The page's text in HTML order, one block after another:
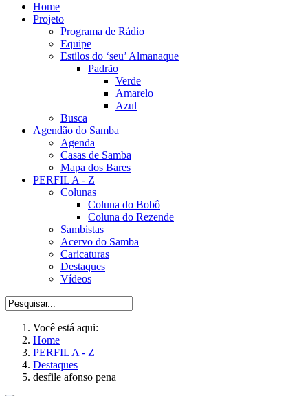
Home
Projeto
Programa de Rádio
Equipe
Estilos do ‘seu’ Almanaque
Padrão
Verde
Amarelo
Azul
Busca
Agendão do Samba
Agenda
Casas de Samba
Mapa dos Bares
PERFIL A - Z
Colunas
Coluna do Bobô
Coluna do Rezende
Sambistas
Acervo do Samba
Caricaturas
Destaques
Vídeos
Você está aqui:
Home
PERFIL A - Z
Destaques
desfile afonso pena